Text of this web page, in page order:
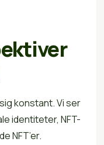
konstant. Vi ser
identiteter, NFT-
NFT’er.